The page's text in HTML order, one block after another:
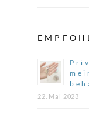
22. Mai 2023